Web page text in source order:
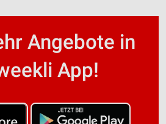
Angebote in
App!